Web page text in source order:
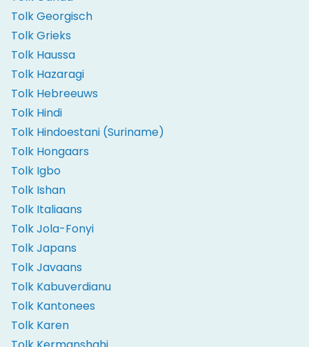
Tolk Georgisch
Tolk Grieks
Tolk Haussa
Tolk Hazaragi
Tolk Hebreeuws
Tolk Hindi
Tolk Hindoestani (Suriname)
Tolk Hongaars
Tolk Igbo
Tolk Ishan
Tolk Italiaans
Tolk Jola-Fonyi
Tolk Japans
Tolk Javaans
Tolk Kabuverdianu
Tolk Kantonees
Tolk Karen